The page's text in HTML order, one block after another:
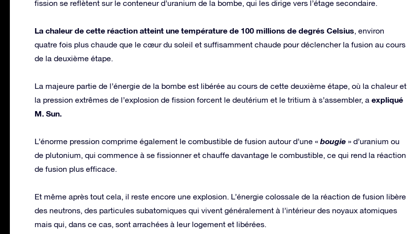
fission se reflètent sur le conteneur d’uranium de la bombe, qui les dirige vers l’étage secondaire.
La chaleur de cette réaction atteint une température de 100 millions de degrés Celsius, environ
quatre fois plus chaude que le cœur du soleil et suffisamment chaude pour déclencher la fusion au cours
de la deuxième étape.
La majeure partie de l’énergie de la bombe est libérée au cours de cette deuxième étape, où la chaleur et
la pression extrêmes de l’explosion de fission forcent le deutérium et le tritium à s’assembler, a expliqué
M. Sun.
L’énorme pression comprime également le combustible de fusion autour d’une « bougie » d’uranium ou
de plutonium, qui commence à se fissionner et chauffe davantage le combustible, ce qui rend la réaction
de fusion plus efficace.
Et même après tout cela, il reste encore une explosion. L’énergie colossale de la réaction de fusion libère
des neutrons, des particules subatomiques qui vivent généralement à l’intérieur des noyaux atomiques
mais qui, dans ce cas, sont arrachées à leur logement et libérées.